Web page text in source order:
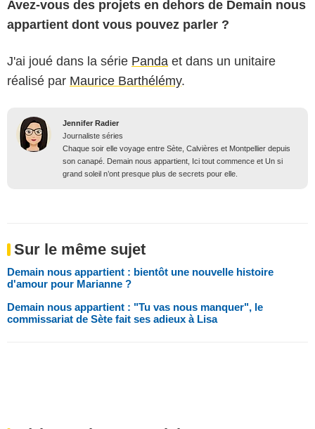
Avez-vous des projets en dehors de Demain nous
appartient dont vous pouvez parler ?
J'ai joué dans la série Panda et dans un unitaire
réalisé par Maurice Barthélémy.
Jennifer Radier
Journaliste séries
Chaque soir elle voyage entre Sète, Calvières et Montpellier depuis
son canapé. Demain nous appartient, Ici tout commence et Un si
grand soleil n’ont presque plus de secrets pour elle.
Sur le même sujet
Demain nous appartient : bientôt une nouvelle histoire
d'amour pour Marianne ?
Demain nous appartient : "Tu vas nous manquer", le
commissariat de Sète fait ses adieux à Lisa